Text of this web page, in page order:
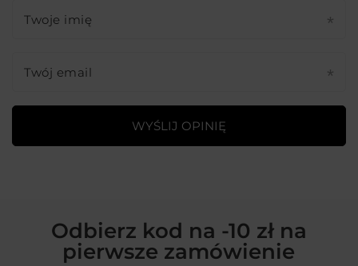
Twoje imię
Twój email
WYŚLIJ OPINIĘ
Odbierz kod na -10 zł na
pierwsze zamówienie